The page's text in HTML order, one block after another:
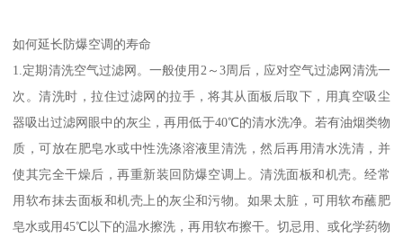
如何延长防爆空调的寿命
1.定期清洗空气过滤网。一般使用2～3周后，应对空气过滤网清洗一
次。清洗时，拉住过滤网的拉手，将其从面板后取下，用真空吸尘
器吸出过滤网眼中的灰尘，再用低于40℃的清水洗净。若有油烟类物
质，可放在肥皂水或中性洗涤溶液里清洗，然后再用清水洗清，并
使其完全干燥后，再重新装回防爆空调上。清洗面板和机壳。经常
用软布抹去面板和机壳上的灰尘和污物。如果太脏，可用软布蘸肥
皂水或用45℃以下的温水擦洗，再用软布擦干。切忌用、或化学药物